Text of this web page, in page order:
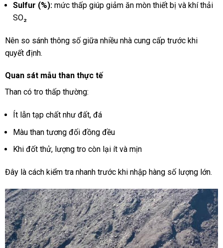
Sulfur (%):mức thấp giúp giảm ăn mòn thiết bị và khí thải
SO₂
Nên so sánh thông số giữa nhiều nhà cung cấp trước khi
quyết định.
Quan sát mẫu than thực tế
Than có tro thấp thường:
Ít lẫn tạp chất như đất, đá
Màu than tương đối đồng đều
Khi đốt thử, lượng tro còn lại ít và mịn
Đây là cách kiểm tra nhanh trước khi nhập hàng số lượng lớn.